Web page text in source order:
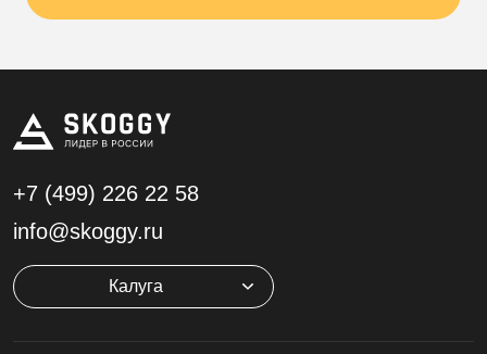
+7 (499) 226 22 58
info@skoggy.ru
Калуга